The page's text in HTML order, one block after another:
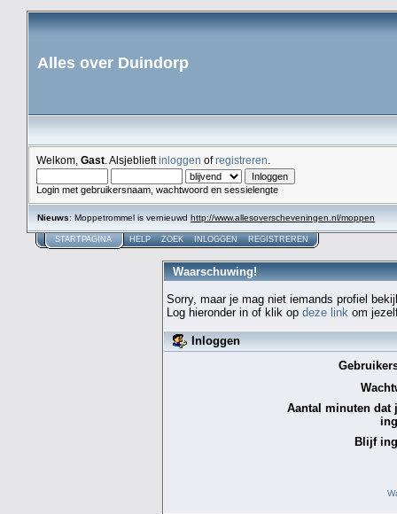
Alles over Duindorp
Welkom, Gast . Alsjeblieftinloggen ofregistreren
Login met gebruikersnaam, wachtwoord en sessielengte
Nieuws: Moppetrommel is vernieuwd http://www.allesoverscheveningen.nl/moppen
STARTPAGINA HELP ZOEK INLOGGEN REGISTREREN
Waarschuwing!
Sorry, maar je mag niet iemands profiel
Log hieronder in of klik op deze link om
Inloggen
Aantal minuten dat
Blijf